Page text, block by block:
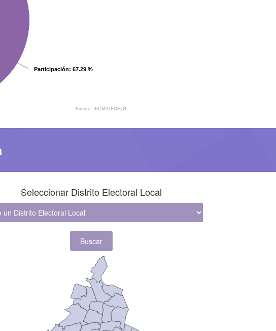
Participación: 67.29 %
Participación: 67.29 %
Fuente: IECM/DEOEyG.
lista nominal
Seleccionar Distrito Electoral Local
Buscar